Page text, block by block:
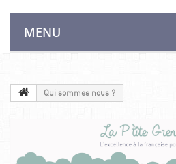
MENU
Qui sommes nous ?